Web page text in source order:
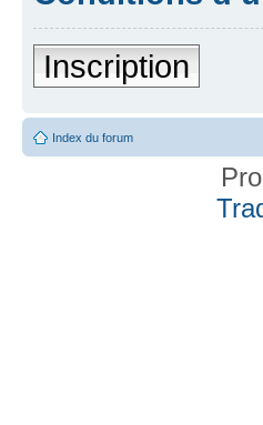
Inscription
Index du forum